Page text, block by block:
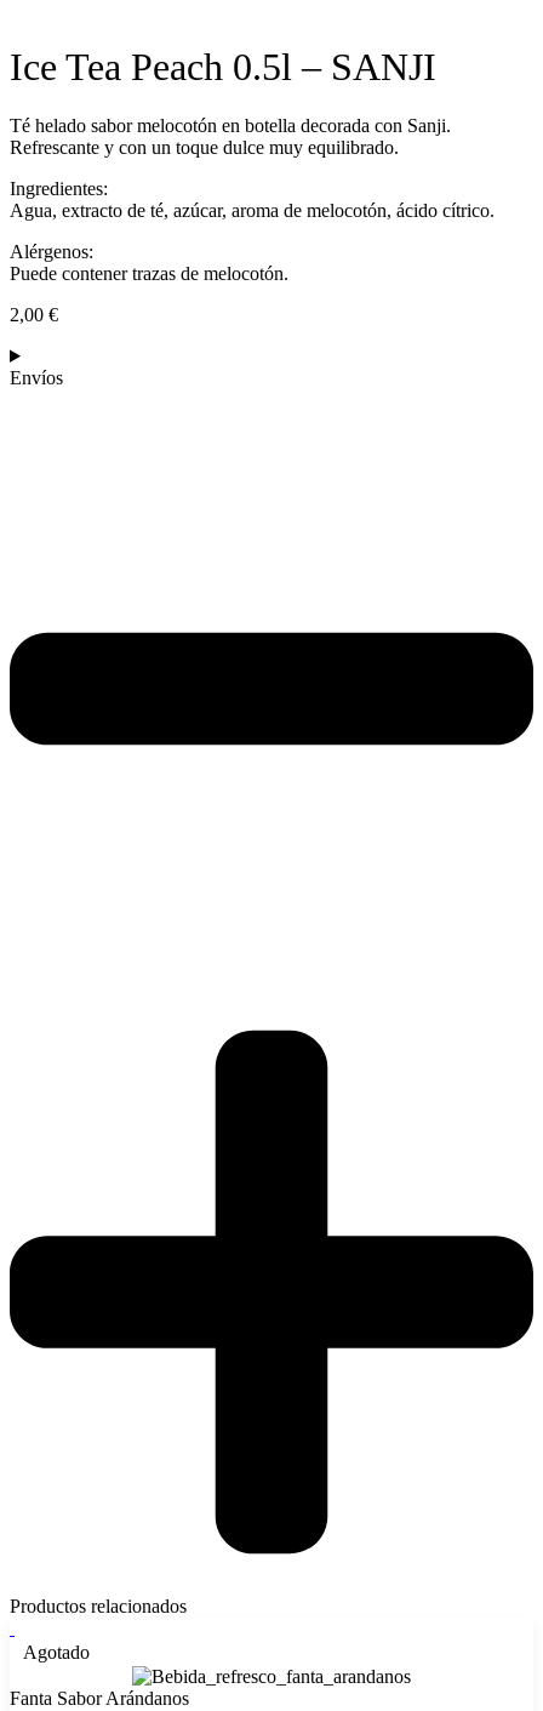
Ice Tea Peach 0.5l – SANJI
Té helado sabor melocotón en botella decorada con Sanji.
Refrescante y con un toque dulce muy equilibrado.
Ingredientes:
Agua, extracto de té, azúcar, aroma de melocotón, ácido cítrico.
Alérgenos:
Puede contener trazas de melocotón.
2,00 €
Envíos
Productos relacionados
Agotado
Fanta Sabor Arándanos